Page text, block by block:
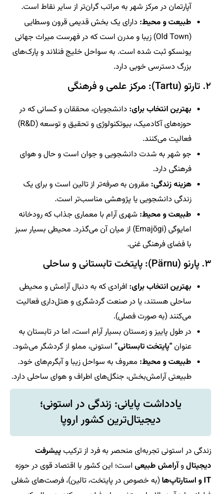
آپارتمان در مرکز شهر به مراتب گران‌تر از سایر نقاط است.
طبیعت و محیط: دارای یک بخش قدیمی قرون وسطایی
(Old Town) زیبا و مدرن است که در فهرست میراث جهانی
یونسکو ثبت شده است. به سواحل خلیج فنلاند و پارک‌های
بزرگ دسترسی خوبی دارد.
۲. تارتو (Tartu): مرکز علمی و فرهنگی
بهترین انتخاب برای: دانشجویان، محققان و کسانی که در
حوزه‌های آکادمیک، بیوتکنولوژی و تحقیق و توسعه (R&D)
فعالیت می‌کنند.
جو شهر به شدت دانشجویی و جوان است و حال و هوای
فرهنگی دارد.
هزینه زندگی: مقرون به صرفه‌تر از تالین است و برای یک
زندگی دانشجویی یا پژوهشی مناسب‌تر است.
طبیعت و محیط: شهری آرام با معماری جذاب که رودخانه
امایوگی (Emajõgi) از میان آن می‌گذرد. محیطی بسیار سبز
با فضای فرهنگی غنی.
۳. پارنو (Pärnu): پایتخت تابستانی و ساحلی
بهترین انتخاب برای: افرادی که به دنبال آرامش و محیطی
ساحلی هستند، یا در صنعت گردشگری و هتل‌داری فعالیت
می‌کنند (به صورت فصلی).
در طول پاییز و زمستان بسیار آرام است، اما در تابستان به
عنوان“پایتخت تابستانی” استونی، مملو از گردشگر می‌شود.
طبیعت و محیط: معروف به سواحل زیبا و آبگرم‌های خود.
طبیعتی آرامش‌بخش، جنگل‌های اطراف و هوای ساحلی دارد.
یادداشت پایانی: زندگی در استونی؛
دیجیتال‌ترین کشور اروپا
زندگی در استونی تجربه‌ای منحصر به فرد از ترکیب پیشرفت
دیجیتالوآرامش طبیعی است؛ این کشور با اقتصاد قوی در حوزه
IT و استارتاپ‌ها
(به خصوص در پایتخت، تالین)، فرصت‌های شغلی